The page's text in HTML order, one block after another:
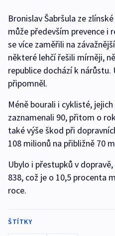
Bronislav Šabršula ze
může především prevence i
se více zaměřili na
některé lehčí řešili mírněji,
republice dochází k nárůstu.
připomněl.
Méně bourali i cyklisté,
zaznamenali 90, přitom o
také výše škod při
108 milionů na přibližně 70
Ubylo i přestupků v
838, což je o 10,5 procenta
roce.
ŠTÍTKY